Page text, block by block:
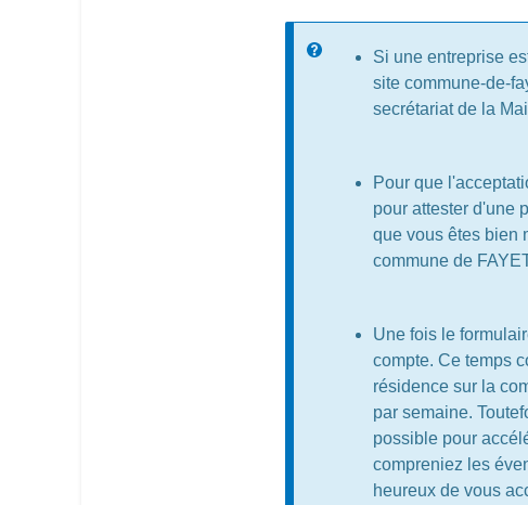
Message
Si une entreprise
site commune-de-
secrétariat de la
Pour que
pour attester d'une
que vous êtes bien
commune de
Une fois le
compte. Ce temps
résidence sur la
par semaine.
possible pour
compreniez les
heureux de vous